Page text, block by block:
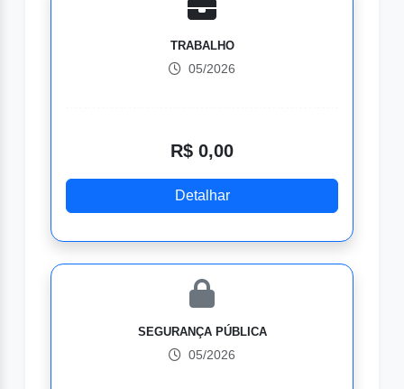
TRABALHO
05/2026
R$ 0,00
Detalhar
SEGURANÇA PÚBLICA
05/2026